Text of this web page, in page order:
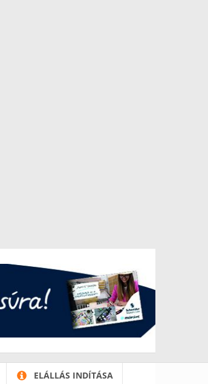
ELÁLLÁS INDÍTÁSA